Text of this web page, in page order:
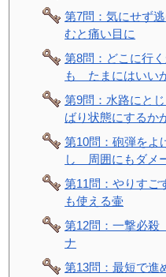
第7問：気にせず
むと痛い目に
第8問：どこに
も たまにはいい
第9問：水路に
ばり状態にするか
第10問：砲弾を
し 周囲にもダメ
第11問：やりす
も使える壷
第12問：一撃必
ナ
第13問：最短で